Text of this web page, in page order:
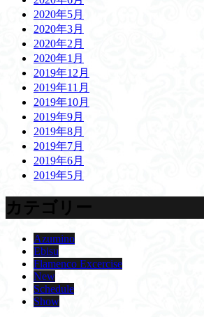
2020年5月
2020年3月
2020年2月
2020年1月
2019年12月
2019年11月
2019年10月
2019年9月
2019年8月
2019年7月
2019年6月
2019年5月
カテゴリー
Azumino
Ebisu
Flamenco Excercise
New
Schedule
Show